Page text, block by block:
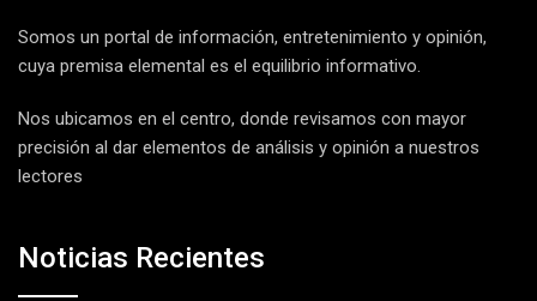
Somos un portal de información, entretenimiento y opinión,
cuya premisa elemental es el equilibrio informativo.
Nos ubicamos en el centro, donde revisamos con mayor
precisión al dar elementos de análisis y opinión a nuestros
lectores
Noticias Recientes